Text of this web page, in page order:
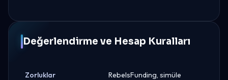
Değerlendirme ve Hesap Kuralları
Zorluklar
RebelsFunding, simüle